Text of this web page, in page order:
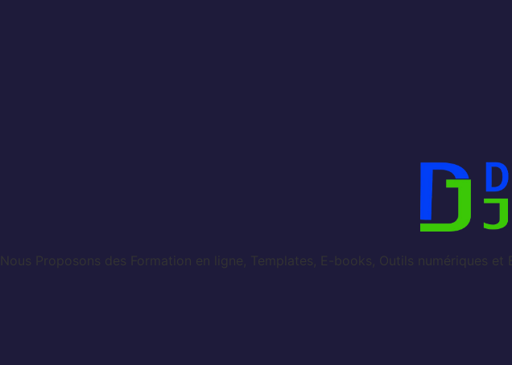
Nous Proposons des Formation en ligne, Templates, E-books, Outils numériques